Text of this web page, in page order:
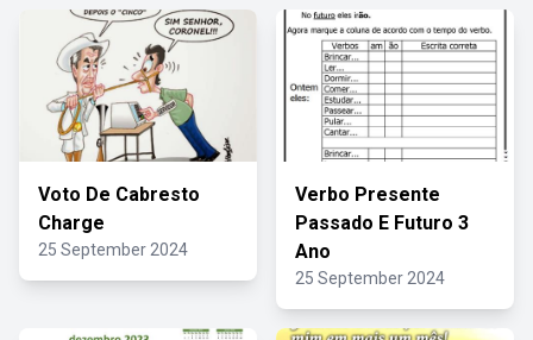
Voto De Cabresto
Charge
25 September 2024
Verbo Presente
Passado E Futuro 3
Ano
25 September 2024